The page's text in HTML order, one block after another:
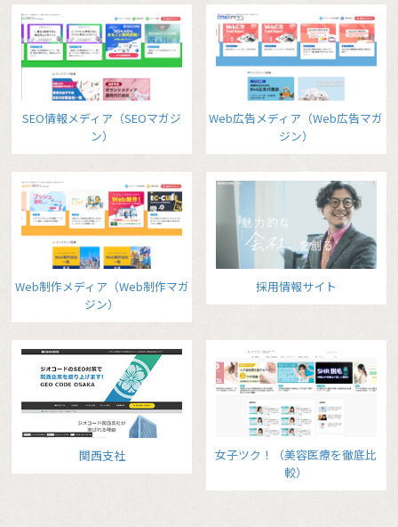
SEO情報メディア（SEOマガジ
ン）
Web広告メディア（Web広告マガ
ジン）
Web制作メディア（Web制作マガ
ジン）
採用情報サイト
関西支社
女子ツク！（美容医療を徹底比
較）